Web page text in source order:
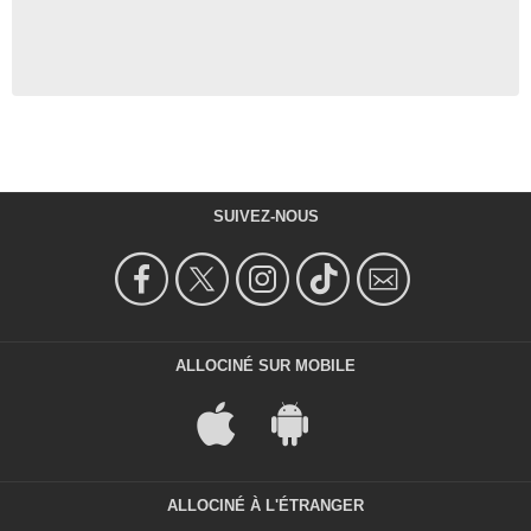
SUIVEZ-NOUS
ALLOCINÉ SUR MOBILE
ALLOCINÉ À L'ÉTRANGER